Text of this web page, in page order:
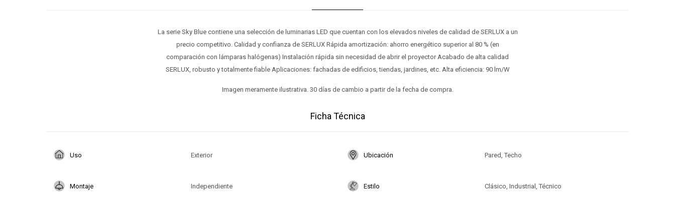
La serie Sky Blue contiene una selección de luminarias LED que cuentan con los elevados niveles de calidad de SERLUX a un
precio competitivo. Calidad y confianza de SERLUX Rápida amortización: ahorro energético superior al 80 % (en
comparación con lámparas halógenas) Instalación rápida sin necesidad de abrir el proyector Acabado de alta calidad
SERLUX, robusto y totalmente fiable Aplicaciones: fachadas de edificios, tiendas, jardines, etc. Alta eficiencia: 90 lm/W
Imagen meramente ilustrativa. 30 días de cambio a partir de la fecha de compra.
Ficha Técnica
Uso Exterior Ubicación Pared, Techo
Montaje Independiente Estilo Clásico, Industrial, Técnico